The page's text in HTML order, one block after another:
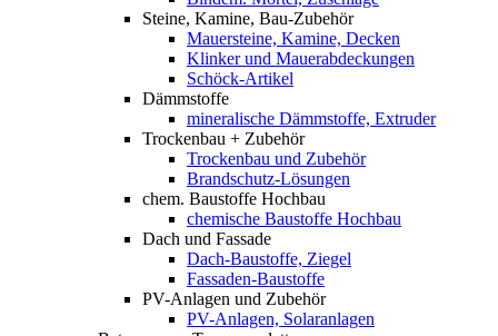
Steine, Kamine, Bau-Zubehör
Mauersteine, Kamine, Decken
Klinker und Mauerabdeckungen
Schöck-Artikel
Dämmstoffe
mineralische Dämmstoffe, Extruder
Trockenbau + Zubehör
Trockenbau und Zubehör
Brandschutz-Lösungen
chem. Baustoffe Hochbau
chemische Baustoffe Hochbau
Dach und Fassade
Dach-Baustoffe, Ziegel
Fassaden-Baustoffe
PV-Anlagen und Zubehör
PV-Anlagen, Solaranlagen